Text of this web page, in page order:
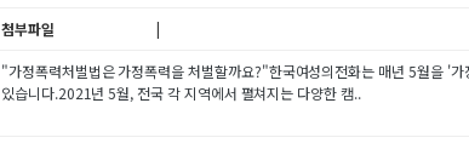
첨부파일
"가정폭력처벌법은 가정폭력을 처벌할까요?"한국여성의전화는 매년 5월을 '
있습니다.2021년 5월, 전국 각 지역에서 펼쳐지는 다양한 캠..